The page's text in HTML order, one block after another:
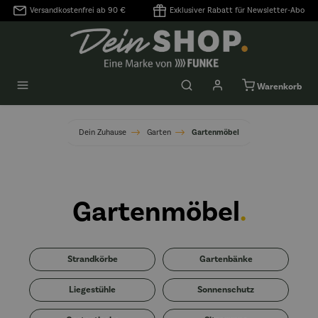
springen
Versandkostenfrei ab 90 € Exklusiver Rabatt für Newsletter-Abo
Warenkorb
Dein Zuhause Garten Gartenmöbel
Gartenmöbel.
Strandkörbe Gartenbänke
Liegestühle Sonnenschutz